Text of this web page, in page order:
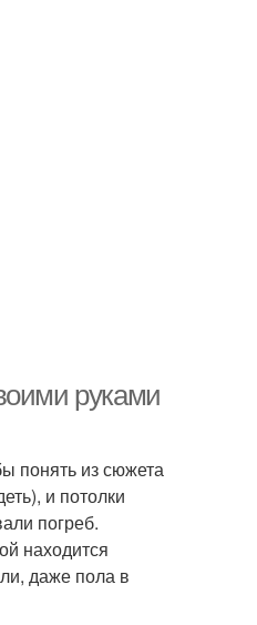
руками
понять из сюжета
и потолки
погреб.
находится
даже пола в